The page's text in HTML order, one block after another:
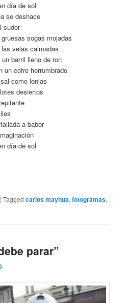
día de sol
se deshace
sudor
sogas mojadas
velas calmadas
barril lleno de ron
un cofre herrumbrado
como lonjas
desiertos
a babor
día de sol
|Tagged carlos mayhua,fotogramas,
parar”